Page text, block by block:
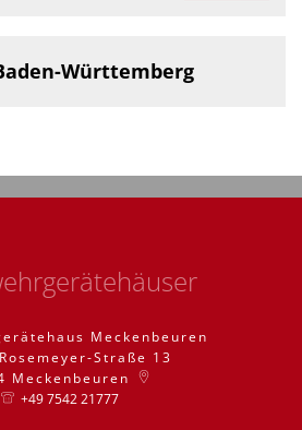
Württemberg
Meckenbeuren
Straße 13
Meckenbeuren
+49 7542 21777